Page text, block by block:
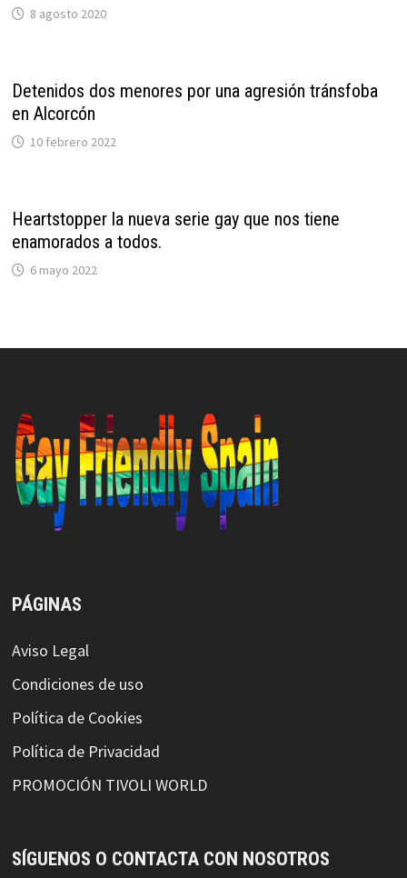
8 agosto 2020
Detenidos dos menores por una agresión tránsfoba
en Alcorcón
10 febrero 2022
Heartstopper la nueva serie gay que nos tiene
enamorados a todos.
6 mayo 2022
PÁGINAS
Aviso Legal
Condiciones de uso
Política de Cookies
Política de Privacidad
PROMOCIÓN TIVOLI WORLD
SÍGUENOS O CONTACTA CON NOSOTROS